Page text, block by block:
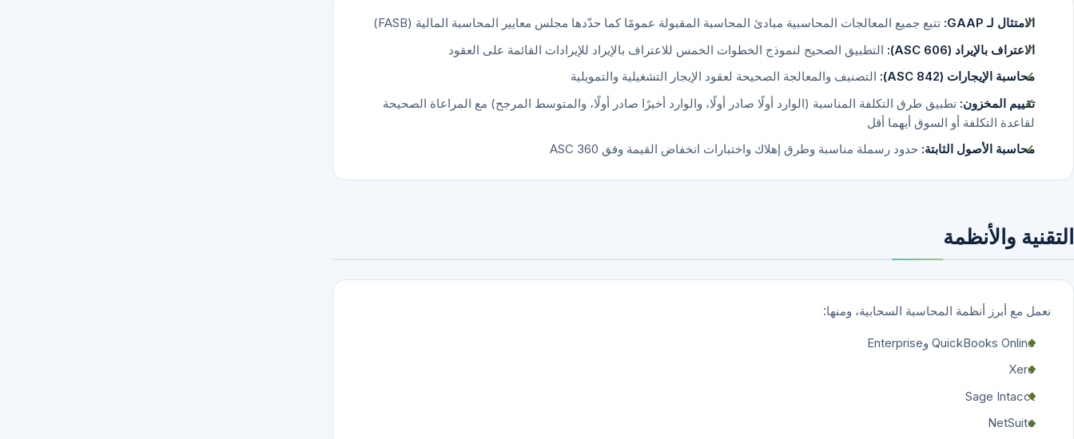
الامتثال لـ GAAP:
تتبع جميع المعالجات المحاسبية مبادئ المحاسبة المقبولة عمومًا كما حدّدها مجلس معايير المحاسبة المالية (FASB)
الاعتراف بالإيراد (ASC 606):
التطبيق الصحيح لنموذج الخطوات الخمس للاعتراف بالإيراد للإيرادات القائمة على العقود
محاسبة الإيجارات (ASC 842):
التصنيف والمعالجة الصحيحة لعقود الإيجار التشغيلية والتمويلية
تقييم المخزون: تطبيق طرق التكلفة المناسبة (الوارد أولًا صادر أولًا، والوارد أخيرًا صادر أولًا، والمتوسط المرجح) مع المراعاة الصحيحة
لقاعدة التكلفة أو السوق أيهما أقل
محاسبة الأصول الثابتة: حدود رسملة مناسبة وطرق إهلاك واختبارات انخفاض القيمة وفق ASC 360
التقنية والأنظمة
نعمل مع أبرز أنظمة المحاسبة السحابية، ومنها:
QuickBooks Online وEnterprise
Xero
Sage Intacct
NetSuite